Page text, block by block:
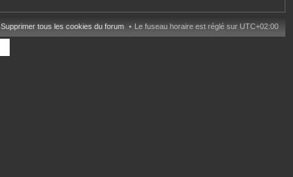
Le fuseau horaire est réglé sur UTC+02:00
Supprimer tous les cookies du forum